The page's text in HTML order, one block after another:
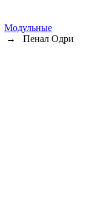
Модульные
→ Пенал Одри